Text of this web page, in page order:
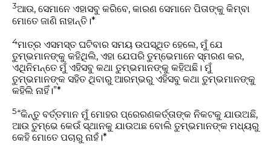
3ଆଉ, ସେମାନେ ଏହାସବୁ କରିବେ, କାରଣ ସେମାନେ ପିତାଙ୍କୁ କିମ୍ବା
ମୋତେ ଜାଣି ନାହାନ୍ତି।*
4ମାତ୍ର ଏସମସ୍ତ ଘଟିବାର ସମୟ ଉପସ୍ଥିତ ହେଲେ, ମୁଁ ଯେ
ତୁମ୍ଭମାନଙ୍କୁ କହିଥିଲି, ଏହା ଯେପରି ତୁମ୍ଭେମାନେ ସ୍ମରଣ କର,
ଏଥିନିମନ୍ତେ ମୁଁ ଏହିସବୁ କଥା ତୁମ୍ଭମାନଙ୍କୁ କହିଅଛି। ମୁଁ
ତୁମ୍ଭମାନଙ୍କ ସହିତ ଥିବାରୁ ଆରମ୍ଭରୁ ଏହିସବୁ କଥା ତୁମ୍ଭମାନଙ୍କୁ
କହିଲି ନାହିଁ।”*
5“କିନ୍ତୁ ବର୍ତ୍ତମାନ ମୁଁ ମୋହର ପ୍ରେରଣକର୍ତ୍ତାଙ୍କ ନିକଟକୁ ଯାଉଅଛି,
ଆଉ ତୁମ୍ଭେ କେଉଁ ସ୍ଥାନକୁ ଯାଉଅଛ ବୋଲି ତୁମ୍ଭମାନଙ୍କ ମଧ୍ୟରୁ
କେହି ମୋତେ ପଚାରୁ ନାହଁ।*